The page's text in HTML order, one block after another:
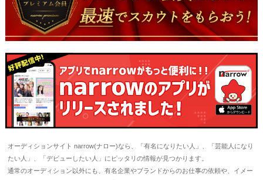
オーディションサイト narrow(ナロー)なら、「有名になりたい人」、「芸能人になり
たい人」、「デビューしたい人」にピッタリの情報が見つかります。
通常のオーディション以外にも、有名企業やブランドからのお仕事の依頼や、イメー